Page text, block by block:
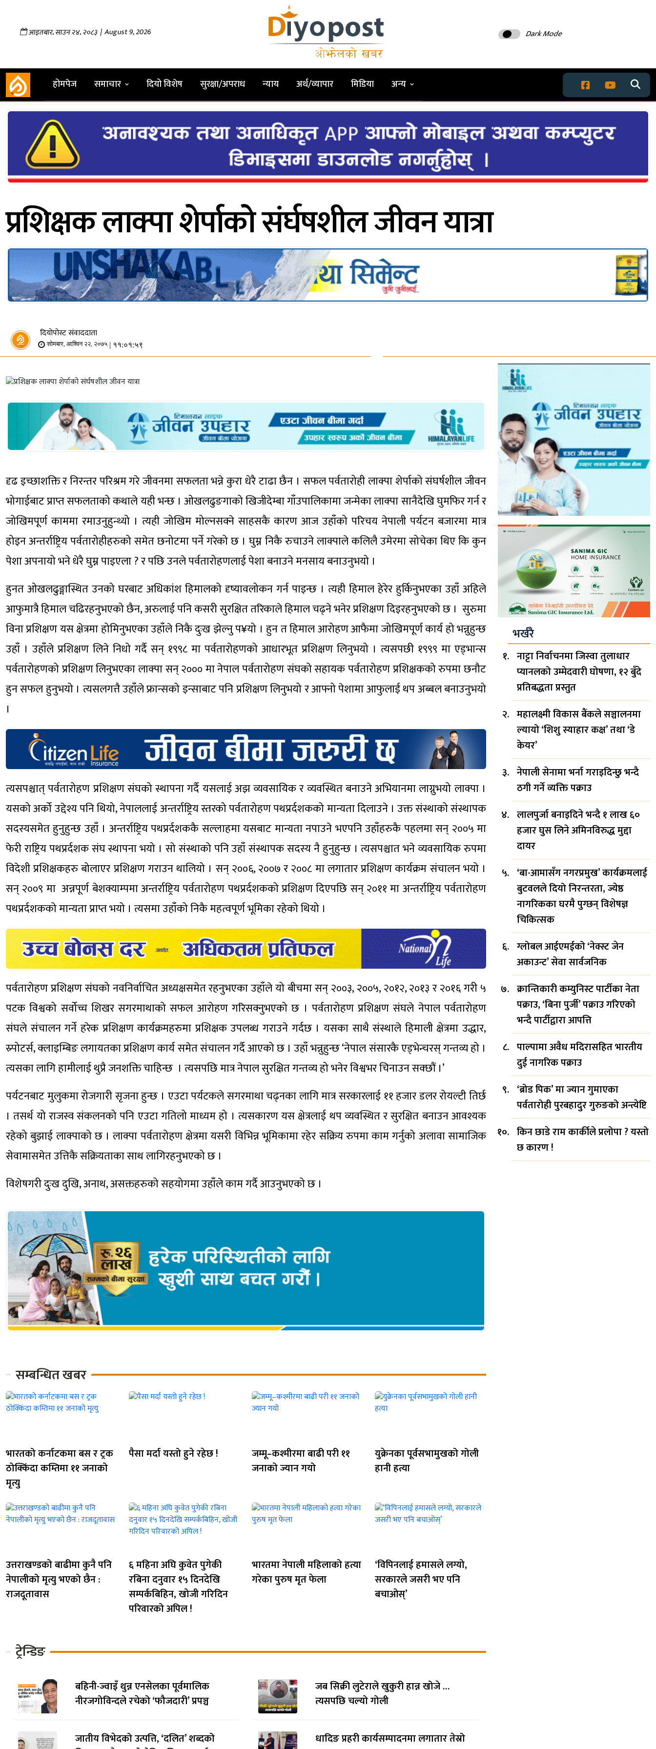
आइतबार,साउन२४,२०८३| August 9, 2026 Dark Mode
होमपेज समाचार दियो विशेष सुरक्षा/अपराध न्याय अर्थ/व्यापार मिडिया अन्य
प्रशिक्षक लाक्पा शेर्पाको संर्घषशील जीवन यात्रा
दियोपोस्ट संवाददाता
सोमबार, आश्विन २२, २०७५ | ११:०१:५९
दृढ इच्छाशक्ति र निरन्तर परिश्रम गरे जीवनमा सफलता भन्ने कुरा धेरै टाढा छैन । सफल पर्वतारोही लाक्पा शेर्पाको संघर्षशील जीवन
भोगाईबाट प्राप्त सफलताको कथाले यही भन्छ । ओखलढुङगाको खिजीदेम्बा गाँउपालिकामा जन्मेका लाक्पा सानैदेखि घुमफिर गर्न र
जोखिमपूर्ण काममा रमाउनुहुन्थ्यो । त्यही जोखिम मोल्नसक्ने साहसकै कारण आज उहाँको परिचय नेपाली पर्यटन बजारमा मात्र
होइन अन्तर्राष्ट्रिय पर्वतारोहीहरुको समेत छनोटमा पर्ने गरेको छ । घुम्न निकै रुचाउने लाक्पाले कलिलै उमेरमा सोचेका थिए कि कुन
पेशा अपनायो भने धेरै घुम्न पाइएला ? र पछि उनले पर्वतारोहणलाई पेशा बनाउने मनसाय बनाउनुभयो ।
हुनत ओखलढुङ्गास्थित उनको घरबाट अधिकांश हिमालको दृष्यावलोकन गर्न पाइन्छ । त्यही हिमाल हेरेर हुर्किनुभएका उहाँ अहिले
आफुमात्रै हिमाल चढिरहनुभएको छैन, अरुलाई पनि कसरी सुरक्षित तरिकाले हिमाल चढ्ने भनेर प्रशिक्षण दिइरहनुभएको छ । सुरुमा
विना प्रशिक्षण यस क्षेत्रमा होमिनुभएका उहाँले निकै दुःख झेल्नु प¥यो । हुन त हिमाल आरोहण आफैमा जोखिमपूर्ण कार्य हो भन्नुहुन्छ
उहाँ । उहाँले प्रशिक्षण लिने निधो गर्दै सन् १९९८ मा पर्वतारोहणको आधारभूत प्रशिक्षण लिनुभयो । त्यसपछी १९९९ मा एड्भान्स
पर्वतारोहणको प्रशिक्षण लिनुभएका लाक्पा सन् २००० मा नेपाल पर्वतारोहण संघको सहायक पर्वतारोहण प्रशिक्षकको रुपमा छनौट
हुन सफल हुनुभयो । त्यसलगत्तै उहाँले फ्रान्सको इन्साबाट पनि प्रशिक्षण लिनुभयो र आफ्नो पेशामा आफुलाई थप अब्बल बनाउनुभयो
।
त्यसपश्चात् पर्वतारोहण प्रशिक्षण संघको स्थापना गर्दै यसलाई अझ व्यवसायिक र व्यवस्थित बनाउने अभियानमा लाग्नुभयो लाक्पा ।
यसको अर्को उद्देश्य पनि थियो, नेपाललाई अन्तर्राष्ट्रिय स्तरको पर्वतारोहण पथप्रर्दशकको मान्यता दिलाउने । उक्त संस्थाको संस्थापक
सदस्यसमेत हुनुहुन्छ उहाँ । अन्तर्राष्ट्रिय पथप्रर्दशककै सल्लाहमा यसबाट मान्यता नपाउने भएपनि उहाँहरुकै पहलमा सन् २००५ मा
फेरी राष्ट्रिय पथप्रर्दशक संघ स्थापना भयो । सो संस्थाको पनि उहाँ संस्थापक सदस्य नै हुनुहुन्छ । त्यसपश्चात भने व्यवसायिक रुपमा
विदेशी प्रशिक्षकहरु बोलाएर प्रशिक्षण गराउन थालियो । सन् २००६, २००७ र २००८ मा लगातार प्रशिक्षण कार्यक्रम संचालन भयो ।
सन् २००९ मा अन्नपूर्ण बेशक्याम्पमा अन्तर्राष्ट्रिय पर्वतारोहण पथप्रर्दशकको प्रशिक्षण दिएपछि सन् २०११ मा अन्तर्राष्ट्रिय पर्वतारोहण
पथप्रर्दशकको मान्यता प्राप्त भयो । त्यसमा उहाँको निकै महत्वपूर्ण भूमिका रहेको थियो ।
पर्वतारोहण प्रशिक्षण संघको नवनिर्वाचित अध्यक्षसमेत रहनुभएका उहाँले यो बीचमा सन् २००३, २००५, २०१२, २०१३ र २०१६ गरी ५
पटक विश्वको सर्वोच्च शिखर सगरमाथाको सफल आरोहण गरिसक्नुभएको छ । पर्वतारोहण प्रशिक्षण संघले नेपाल पर्वतारोहण
संघले संचालन गर्ने हरेक प्रशिक्षण कार्यक्रमहरुमा प्रशिक्षक उपलब्ध गराउने गर्दछ । यसका साथै संस्थाले हिमाली क्षेत्रमा उद्धार,
स्र्पोटर्स, क्लाइम्बिङ लगायतका प्रशिक्षण कार्य समेत संचालन गर्दै आएको छ । उहाँ भन्नुहुन्छ ‘नेपाल संसारकै एड्भेन्चरस् गन्तव्य हो ।
त्यसका लागि हामीलाई थुप्रै जनशक्ति चाहिन्छ । त्यसपछि मात्र नेपाल सुरक्षित गन्तव्य हो भनेर विश्वभर चिनाउन सक्छौं ।’
पर्यटनबाट मुलुकमा रोजगारी सृजना हुन्छ । एउटा पर्यटकले सगरमाथा चढ्नका लागि मात्र सरकारलाई ११ हजार डलर रोयल्टी तिर्छ
। तसर्थ यो राजस्व संकलनको पनि एउटा गतिलो माध्यम हो । त्यसकारण यस क्षेत्रलाई थप व्यवस्थित र सुरक्षित बनाउन आवश्यक
रहेको बुझाई लाक्पाको छ । लाक्पा पर्वतारोहण क्षेत्रमा यसरी विभिन्न भूमिकामा रहेर सक्रिय रुपमा काम गर्नुको अलावा सामाजिक
सेवामासमेत उत्तिकै सक्रियताका साथ लागिरहनुभएको छ ।
विशेषगरी दुःख दुखि, अनाथ, असक्तहरुको सहयोगमा उहाँले काम गर्दै आउनुभएको छ ।
सम्बन्धित खबर
भारतको कर्नाटकमा बस र ट्रक
ठोक्किंदा कम्तिमा ११ जनाको
मृत्यु
पैसा मर्दा यस्तो हुने रहेछ !
जम्मू–कश्मीरमा बाढी परी ११
जनाको ज्यान गयो
युक्रेनका पूर्वसभामुखको गोली
हानी हत्या
उत्तराखण्डको बाढीमा कुनै पनि
नेपालीको मृत्यु भएको छैन :
राजदूतावास
६ महिना अघि कुवेत पुगेकी
रबिना दनुवार १५ दिनदेखि
सम्पर्कबिहिन, खोजी गरिदिन
परिवारको अपिल !
भारतमा नेपाली महिलाको हत्या
गरेका पुरुष मृत फेला
‘विपिनलाई हमासले लग्यो,
सरकारले जसरी भए पनि
बचाओस्’
ट्रेन्डिङ
बहिनी-ज्वाइँ थुन्न एनसेलका पूर्वमालिक
नीरजगोविन्दले रचेको ‘फौजदारी’ प्रपञ्च
जब सिक्री लुटेराले खुकुरी हान्न खोजे …
त्यसपछि चल्यो गोली
जातीय विभेदको उत्पत्ति, ‘दलित’ शब्दको
धादिङ प्रहरी कार्यसम्पादनमा लगातार तेस्रो
भर्खरै
नाट्टा निर्वाचनमा जिस्वा तुलाधार
प्यानलको उम्मेदवारी घोषणा, १२ बुँदे
प्रतिबद्धता प्रस्तुत
महालक्ष्मी विकास बैंकले सञ्चालनमा
ल्यायो ‘शिशु स्याहार कक्ष’ तथा ‘डे
केयर’
नेपाली सेनामा भर्ना गराइदिन्छु भन्दै
ठगी गर्ने व्यक्ति पक्राउ
लालपुर्जा बनाइदिने भन्दै १ लाख ६०
हजार घुस लिने अमिनविरुद्ध मुद्दा
दायर
‘बा-आमासँग नगरप्रमुख’ कार्यक्रमलाई
बुटवलले दियो निरन्तरता, ज्येष्ठ
नागरिकका घरमै पुग्छन् विशेषज्ञ
चिकित्सक
ग्लोबल आईएमईको ‘नेक्स्ट जेन
अकाउन्ट’ सेवा सार्वजनिक
क्रान्तिकारी कम्युनिस्ट पार्टीका नेता
पक्राउ, ‘बिना पुर्जी’ पक्राउ गरिएको
भन्दै पार्टीद्वारा आपत्ति
पाल्पामा अवैध मदिरासहित भारतीय
दुई नागरिक पक्राउ
‘ब्रोड पिक’ मा ज्यान गुमाएका
पर्वतारोही पुरबहादुर गुरुङको अन्त्येष्टि
किन छाडे राम कार्कीले प्रलोपा ? यस्तो
छ कारण !